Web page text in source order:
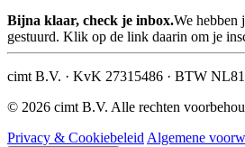
Bijna klaar, check je inbox.We hebben
gestuurd. Klik op de link daarin om je
cimt B.V. · KvK 27315486 · BTW
© 2026 cimt B.V. Alle rechten
Privacy & Cookiebeleid Algemene